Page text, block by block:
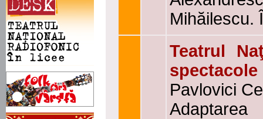
Mihăilescu.
Teatrul
spectacole
Pavlovici